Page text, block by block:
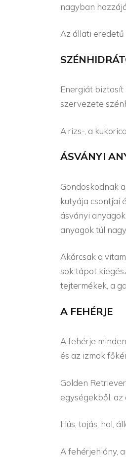
nagyban
Az állati eredetű
Energiát
szervezete
A rizs-, a
ÁSVÁNYI
Gondoskodnak
kutyája csontjai
ásványi
anyagok túl
Akárcsak a
sok tápot
tejtermékek, a
A FEHÉRJE
A fehérje
és az izmok
Golden
egységekből,
Hús, tojás, hal,
A fehérjehiány,